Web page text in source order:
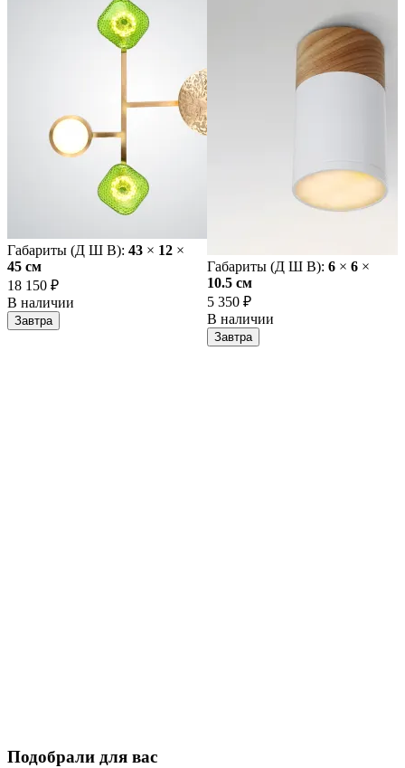
Габариты (Д Ш В): 43 × 12 ×
45 cм
18 150 ₽
В наличии
Завтра
Габариты (Д Ш В): 6 × 6 ×
10.5 cм
5 350 ₽
В наличии
Завтра
Подобрали для вас